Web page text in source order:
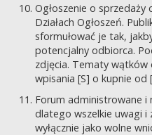
Ogłoszenie o sprzedaży
Działach Ogłoszeń.
sformułować je tak,
potencjalny odbiorca.
zdjęcia. Tematy wątków
wpisania [S] o kupnie od
Forum administrowane
dlatego wszelkie uwagi i
wyłącznie jako wolne